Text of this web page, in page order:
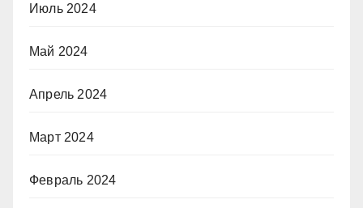
Июль 2024
Май 2024
Апрель 2024
Март 2024
Февраль 2024